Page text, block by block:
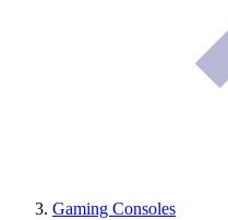
Gaming Consoles